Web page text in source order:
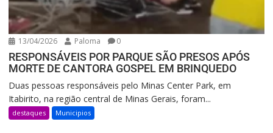
13/04/2026 Paloma 0
RESPONSÁVEIS POR PARQUE SÃO PRESOS APÓS
MORTE DE CANTORA GOSPEL EM BRINQUEDO
Duas pessoas responsáveis pelo Minas Center Park, em
Itabirito, na região central de Minas Gerais, foram...
destaques Municipios